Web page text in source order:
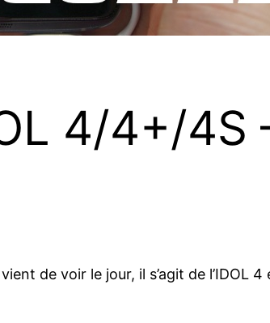
4/4+/4S
de voir le jour, il s’agit de